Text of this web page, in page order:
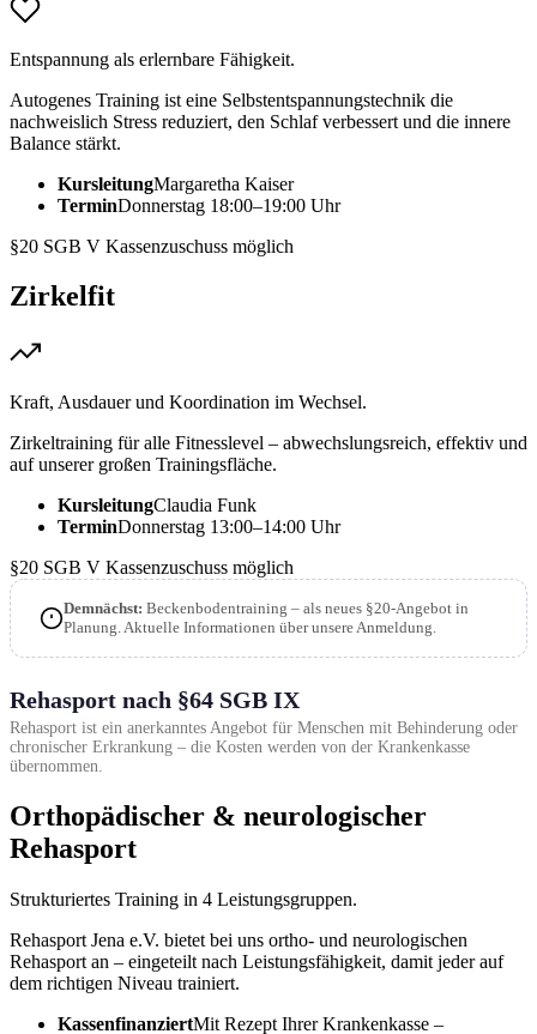
Entspannung als erlernbare Fähigkeit.
Autogenes Training ist eine Selbstentspannungstechnik die
nachweislich Stress reduziert, den Schlaf verbessert und die innere
Balance stärkt.
KursleitungMargaretha Kaiser
TerminDonnerstag 18:00–19:00 Uhr
§20 SGB V Kassenzuschuss möglich
Zirkelfit
Kraft, Ausdauer und Koordination im Wechsel.
Zirkeltraining für alle Fitnesslevel – abwechslungsreich, effektiv und
auf unserer großen Trainingsfläche.
KursleitungClaudia Funk
TerminDonnerstag 13:00–14:00 Uhr
§20 SGB V Kassenzuschuss möglich
Demnächst: Beckenbodentraining – als neues §20-Angebot in
Planung. Aktuelle Informationen über unsere Anmeldung.
Rehasport nach §64 SGB IX
Rehasport ist ein anerkanntes Angebot für Menschen mit Behinderung oder
chronischer Erkrankung – die Kosten werden von der Krankenkasse
übernommen.
Orthopädischer & neurologischer
Rehasport
Strukturiertes Training in 4 Leistungsgruppen.
Rehasport Jena e.V. bietet bei uns ortho- und neurologischen
Rehasport an – eingeteilt nach Leistungsfähigkeit, damit jeder auf
dem richtigen Niveau trainiert.
KassenfinanziertMit Rezept Ihrer Krankenkasse –